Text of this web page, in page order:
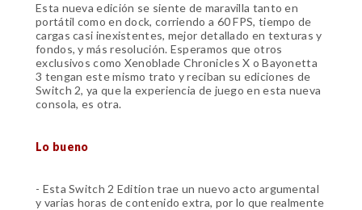
Esta nueva edición se siente de maravilla tanto en
portátil como en dock, corriendo a 60 FPS, tiempo de
cargas casi inexistentes, mejor detallado en texturas y
fondos, y más resolución. Esperamos que otros
exclusivos como Xenoblade Chronicles X o Bayonetta
3 tengan este mismo trato y reciban su ediciones de
Switch 2, ya que la experiencia de juego en esta nueva
consola, es otra.
Lo bueno
- Esta Switch 2 Edition trae un nuevo acto argumental
y varias horas de contenido extra, por lo que realmente